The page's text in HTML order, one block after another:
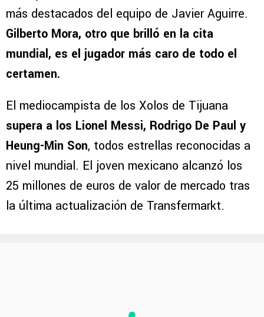
El crecimiento de Lira en el mercado se debe
a su participación con México en el Mundial
2026y en donde terminó siendo uno de los
más destacados del equipo de Javier Aguirre.
mundial, es el jugador más caro de todo el
certamen.
El mediocampista de los Xolos de Tijuana
supera a los Lionel Messi, Rodrigo De Paul y
Heung-Min Son, todos estrellas reconocidas a